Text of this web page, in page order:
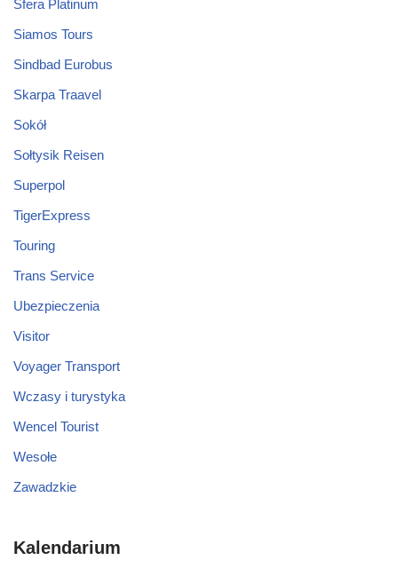
Sfera Platinum
Siamos Tours
Sindbad Eurobus
Skarpa Traavel
Sokół
Sołtysik Reisen
Superpol
TigerExpress
Touring
Trans Service
Ubezpieczenia
Visitor
Voyager Transport
Wczasy i turystyka
Wencel Tourist
Wesołe
Zawadzkie
Kalendarium